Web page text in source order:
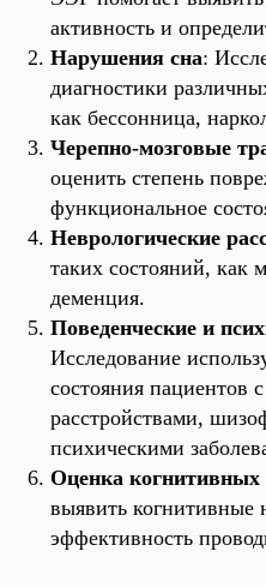
активность и
Нарушения сна:
диагностики
как бессонница,
Черепно-мозговые
оценить степень
функциональное
Неврологические
таких состояний, как
деменция.
Поведенческие и
Исследование
состояния пациентов
расстройствами,
психическими
Оценка
выявить когнитивные
эффективность